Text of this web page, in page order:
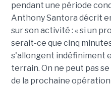
pendant une période
Anthony Santora décrit
sur son activité : « si un
serait-ce que cinq
s'allongent indéfiniment
terrain. On ne peut pas
de la prochaine